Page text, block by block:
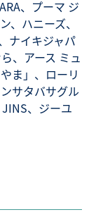
、プーマ ジ
、ハニーズ、
ナイキジャパ
、アース ミュ
ま」、ローリ
サタバサグル
、ジーユ